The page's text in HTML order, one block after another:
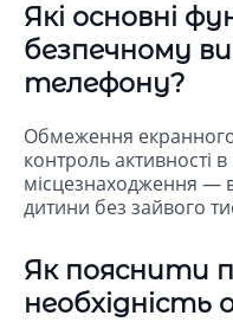
Які основні
безпечному
телефону?
Обмеження екранного
контроль активності
місцезнаходження —
дитини без зайвого
Як пояснити
необхідність